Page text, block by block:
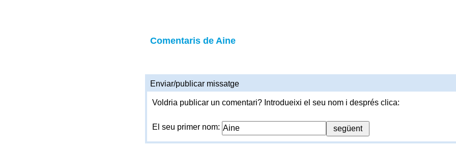
Comentaris de Aine
Enviar/publicar missatge
Voldria publicar un comentari? Introdueixi el seu nom i després clica:
El seu primer nom: